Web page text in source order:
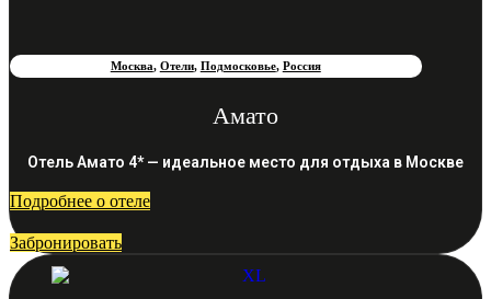
Москва, Отели, Подмосковье, Россия
Амато
Отель Амато 4* — идеальное место для отдыха в Москве
Подробнее о отеле
Забронировать